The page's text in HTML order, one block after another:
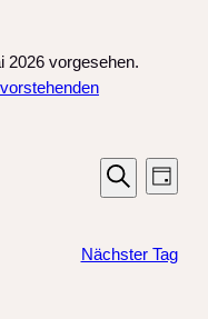
2026 vorgesehen.
Suche
und
Suche
Tag
Nächster Tag